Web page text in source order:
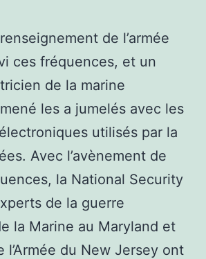
de l’armée
ces fréquences, et un
de la marine
les a jumelés avec les
utilisés par la
Avec l’avènement de
la National Security
de la guerre
la Marine au Maryland et
l’Armée du New Jersey ont